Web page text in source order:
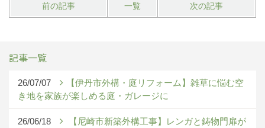
前の記事 一覧 次の記事
記事一覧
26/07/07
【伊丹市外構・庭リフォーム】雑草に悩む空
き地を家族が楽しめる庭・ガレージに
26/06/18
【尼崎市新築外構工事】レンガと鋳物門扉が